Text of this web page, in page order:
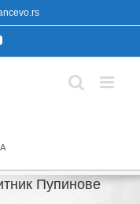
YouTube
Пупинове